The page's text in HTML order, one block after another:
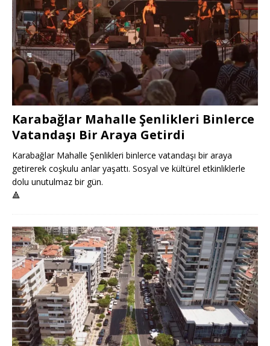
Karabağlar Mahalle Şenlikleri Binlerce
Vatandaşı Bir Araya Getirdi
Karabağlar Mahalle Şenlikleri binlerce vatandaşı bir araya
getirerek coşkulu anlar yaşattı. Sosyal ve kültürel etkinliklerle
dolu unutulmaz bir gün.
🔺